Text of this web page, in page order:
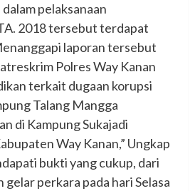
pelaksanaan
2018 tersebut terdapat
laporan tersebut
Polres Way Kanan
terkait dugaan korupsi
Talang Mangga
di Kampung Sukajadi
Way Kanan,” Ungkap
bukti yang cukup, dari
gelar perkara pada hari Selasa